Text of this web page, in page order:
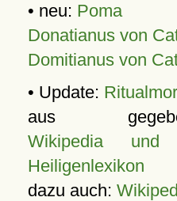
• neu: Poma
Donatianus von
Domitianus von
• Update:
aus
Wikipedia und
Heiligenlexikon
dazu auch: